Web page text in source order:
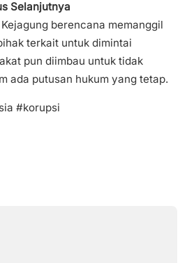
Selanjutnya
Kejagung berencana memanggil
terkait untuk dimintai
pun diimbau untuk tidak
ada putusan hukum yang tetap.
#korupsi